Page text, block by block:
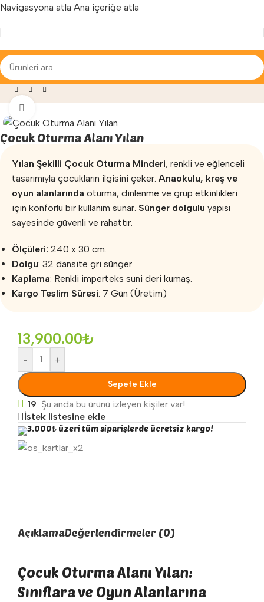
Navigasyona atla Ana içeriğe atla
»Çocuk Oturma Grupları
Çocuk Oturma Alanı Yılan
Yılan Şekilli Çocuk Oturma Minderi, renkli ve eğlenceli
tasarımıyla çocukların ilgisini çeker. Anaokulu, kreş ve
oyun alanlarında oturma, dinlenme ve grup etkinlikleri
için konforlu bir kullanım sunar. Sünger dolgulu yapısı
sayesinde güvenli ve rahattır.
Ölçüleri: 240 x 30 cm.
Dolgu: 32 dansite gri sünger.
Kaplama: Renkli imperteks suni deri kumaş.
Kargo Teslim Süresi: 7 Gün (Üretim)
13,900.00₺
- +
Sepete Ekle
19 Şu anda bu ürünü izleyen kişiler var!
İstek listesine ekle
3.000₺ üzeri tüm siparişlerde ücretsiz kargo!
AçıklamaDeğerlendirmeler (0)
Çocuk Oturma Alanı Yılan:
Sınıflara ve Oyun Alanlarına